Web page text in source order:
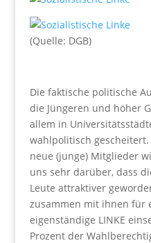
(Quelle: DGB)
Die faktische politische
die Jüngeren und höher
allem in
wahlpolitisch
neue (junge) Mitglieder
uns sehr darüber, dass
Leute attraktiver
zusammen mit ihnen für
eigenständige LINKE
Prozent der